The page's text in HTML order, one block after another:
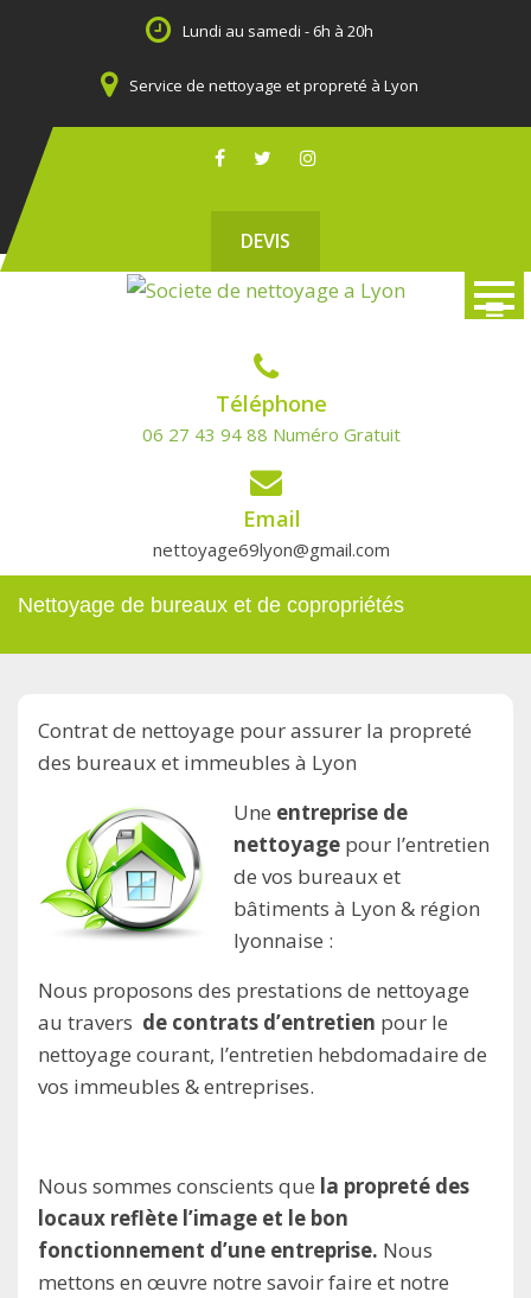
Lundi au samedi - 6h à 20h
Service de nettoyage et propreté à Lyon
DEVIS
Téléphone
06 27 43 94 88 Numéro Gratuit
Email
nettoyage69lyon@gmail.com
Nettoyage de bureaux et de copropriétés
Contrat de nettoyage pour assurer la propreté
des bureaux et immeubles à Lyon
Une entreprise de
nettoyage pour l’entretien
de vos bureaux et
bâtiments à Lyon & région
lyonnaise :
Nous proposons des prestations de nettoyage
au travers de contrats d’entretien pour le
nettoyage courant, l’entretien hebdomadaire de
vos immeubles & entreprises.
Nous sommes conscients que la propreté des
locaux reflète l’image et le bon
fonctionnement d’une entreprise. Nous
mettons en œuvre notre savoir faire et notre